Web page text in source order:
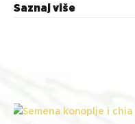
Saznaj više